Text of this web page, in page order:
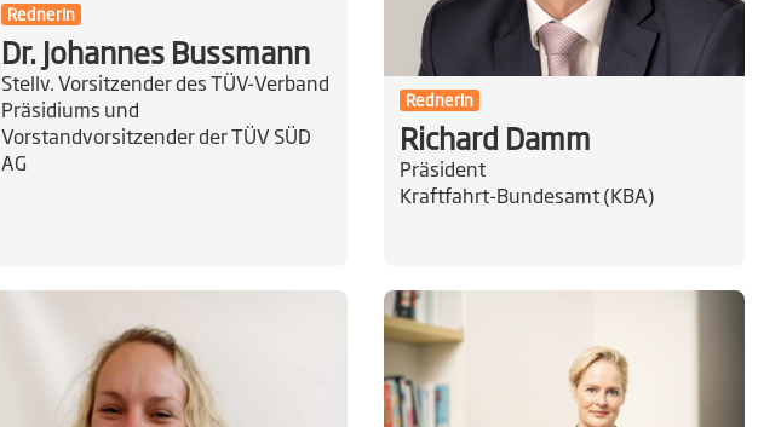
RednerIn
Dr. Johannes Bussmann
Stellv. Vorsitzender des TÜV-Verband
Präsidiums und
Vorstandvorsitzender der TÜV SÜD
AG
RednerIn
Richard Damm
Präsident
Kraftfahrt-Bundesamt (KBA)